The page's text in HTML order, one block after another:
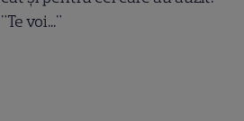
"Te voi..."